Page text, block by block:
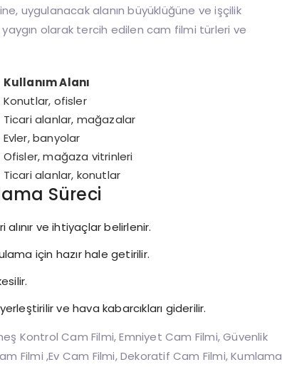
uygulanacak alanın büyüklüğüne ve işçilik
olarak tercih edilen cam filmi türleri ve
Kullanım Alanı
Konutlar, ofisler
Ticari alanlar, mağazalar
Evler, banyolar
Ofisler, mağaza vitrinleri
Ticari alanlar, konutlar
Süreci
ve ihtiyaçlar belirlenir.
için hazır hale getirilir.
ve hava kabarcıkları giderilir.
Kontrol Cam Filmi, Emniyet Cam Filmi, Güvenlik
Filmi ,Ev Cam Filmi, Dekoratif Cam Filmi, Kumlama